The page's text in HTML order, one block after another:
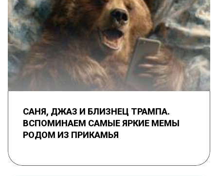
САНЯ, ДЖАЗ И БЛИЗНЕЦ ТРАМПА.
ВСПОМИНАЕМ САМЫЕ ЯРКИЕ МЕМЫ
РОДОМ ИЗ ПРИКАМЬЯ